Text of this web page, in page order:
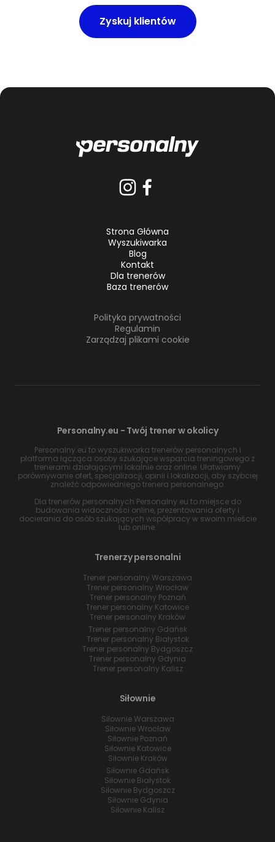
Zyskuj klientów
Strona Główna
Wyszukiwarka
Blog
Kontakt
Dla trenerów
Baza trenerów
Polityka prywatności
Regulamin
Zarządzaj plikami cookie
Personalny.eu - Twój trener w okolicy
Personalny.eu to wyszukiwarka trenerów personalnych i
platforma łącząca osoby szukające wsparcia treningowego z
trenerami działającymi lokalnie oraz online. Ułatwiamy
porównywanie ofert, specjalizacji, opinii i lokalizacji, aby szybciej
znaleźć odpowiedniego trenera personalnego.
Dla trenerów personalnych Personalny.eu to miejsce do
budowania widoczności online, prezentowania oferty i
docierania do osób szukających współpracy w swoim mieście
lub online.
Trenerzy personalni
Trener personalny Warszawa
Trener personalny Wrocław
Trener personalny Poznań
Trener personalny Katowice
Trener personalny Kraków
Trener personalny Gdańsk
Trener personalny Białystok
Trener personalny Bydgoszcz
Trener personalny Gdynia
Trener personalny Kalisz
Siłownie
Siłownie Warszawa
Siłownie Wrocław
Siłownie Poznań
Siłownie Katowice
Siłownie Kraków
Siłownie Gdańsk
Siłownie Białystok
Siłownie Bydgoszcz
Siłownie Gdynia
Siłownie Kalisz